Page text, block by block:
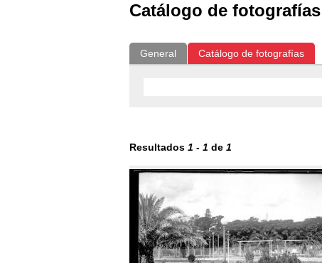
Catálogo de fotografías
General Catálogo de fotografías
Resultados 1 - 1 de 1